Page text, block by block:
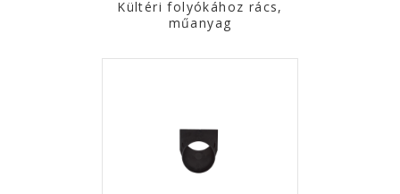
Kültéri folyókához rács,
műanyag